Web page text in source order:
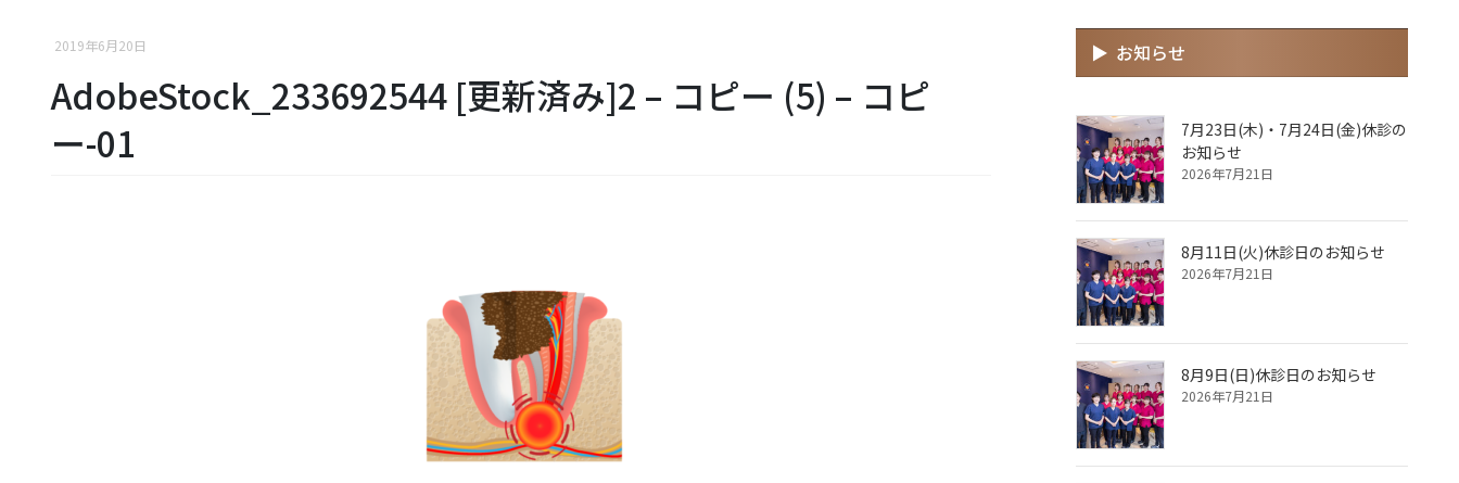
2019年6月20日
AdobeStock_233692544 [更新済み]2 – コピー (5) – コピ
ー-01
お知らせ
7月23日(木)・7月24日(金)休診の
お知らせ
2026年7月21日
8月11日(火)休診日のお知らせ
2026年7月21日
8月9日(日)休診日のお知らせ
2026年7月21日